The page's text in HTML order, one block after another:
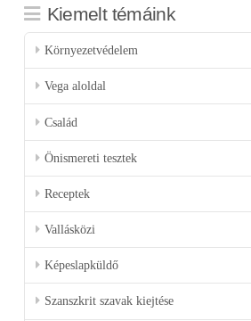
Kiemelt témáink
Környezetvédelem
Vega aloldal
Család
Önismereti tesztek
Receptek
Vallásközi
Képeslapküldő
Szanszkrit szavak kiejtése